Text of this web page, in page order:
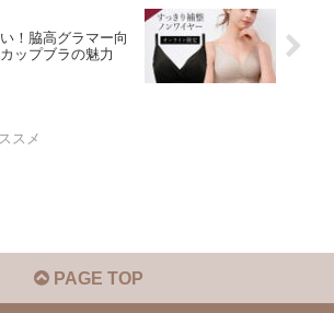
！脇高グラマー向
ップブラの魅力
スメ
PAGE TOP